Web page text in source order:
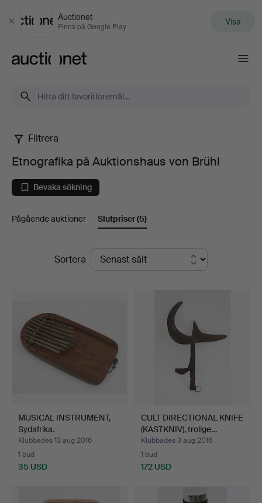
Stäng
Auctionet
Finns på Google Play Visa
Etnografika
på
Auktionshaus
von
Filtrera
Etnografika på Auktionshaus von Brühl
Bevaka sökning
Pågående auktioner Slutpriser(5)
SlutpriserSortera
MUSICAL INSTRUMENT,
Sydafrika.
Klubbades 13 aug 2016
1 bud
35 USD
CULT DIRECTIONAL KNIFE
(KASTKNIV), trolige…
Klubbades 3 aug 2016
1 bud
172 USD